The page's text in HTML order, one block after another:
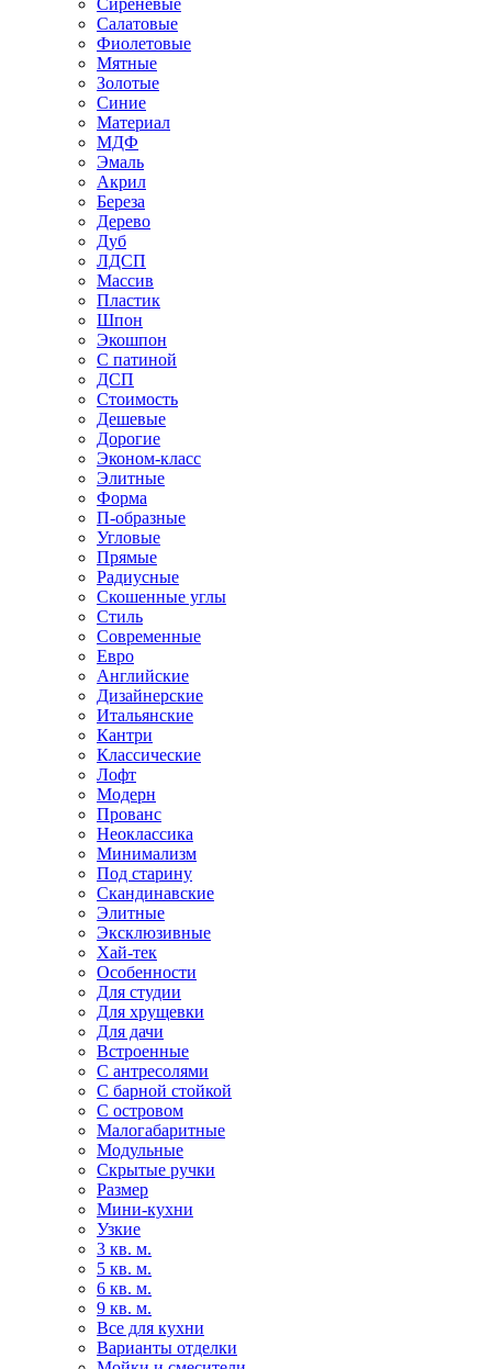
Сиреневые
Салатовые
Фиолетовые
Мятные
Золотые
Синие
Материал
МДФ
Эмаль
Акрил
Береза
Дерево
Дуб
ЛДСП
Массив
Пластик
Шпон
Экошпон
С патиной
ДСП
Стоимость
Дешевые
Дорогие
Эконом-класс
Элитные
Форма
П-образные
Угловые
Прямые
Радиусные
Скошенные углы
Стиль
Современные
Евро
Английские
Дизайнерские
Итальянские
Кантри
Классические
Лофт
Модерн
Прованс
Неоклассика
Минимализм
Под старину
Скандинавские
Элитные
Эксклюзивные
Хай-тек
Особенности
Для студии
Для хрущевки
Для дачи
Встроенные
С антресолями
С барной стойкой
С островом
Малогабаритные
Модульные
Скрытые ручки
Размер
Мини-кухни
Узкие
3 кв. м.
5 кв. м.
6 кв. м.
9 кв. м.
Все для кухни
Варианты отделки